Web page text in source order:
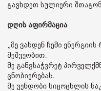
გავხდეთ სულიერი
დღის აფირმაცია
„მე ვახდენ ჩემი ენერგიის
მეშვეობით.
მე განვსაჭვრეტ
ცნობიერებას.
მე ვენდობი სიცოცხლის